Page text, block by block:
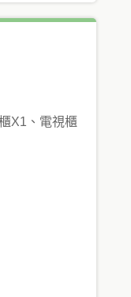
X1、電視櫃